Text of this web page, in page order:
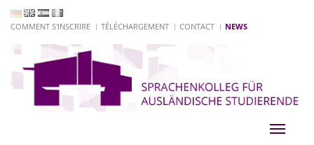
COMMENT S'INSCRIRE TÉLÉCHARGEMENT CONTACT NEWS
Toggle